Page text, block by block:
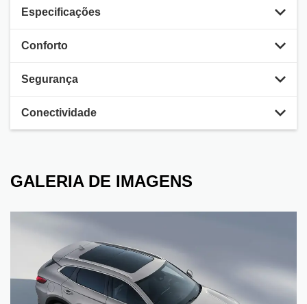
Especificações
Conforto
Segurança
Conectividade
GALERIA DE IMAGENS